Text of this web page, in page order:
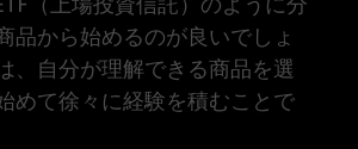
品から始めるのが良いでしょ
、自分が理解できる商品を選
めて徐々に経験を積むことで